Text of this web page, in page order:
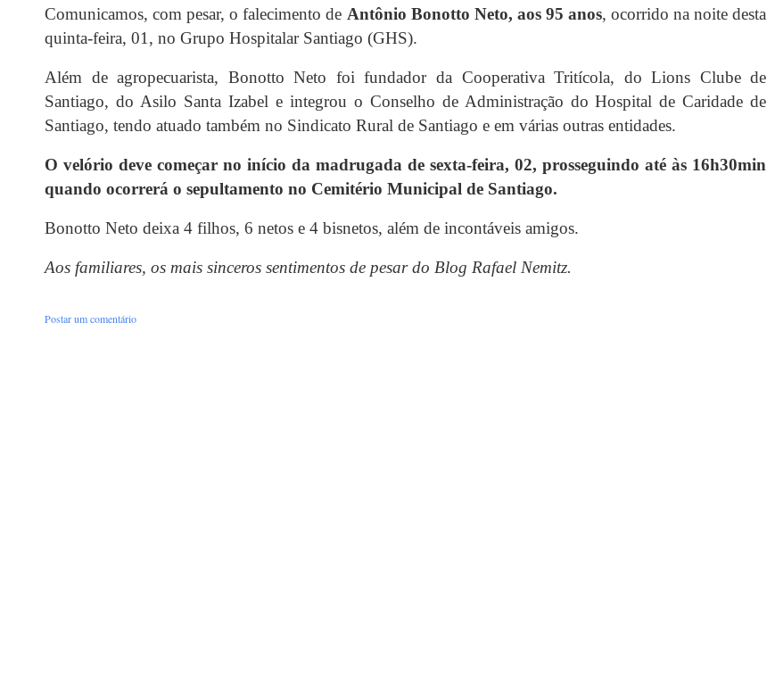
Comunicamos, com pesar, o falecimento de Antônio Bonotto Neto, aos 95 anos, ocorrido na noite desta
quinta-feira, 01, no Grupo Hospitalar Santiago (GHS).
Além de agropecuarista, Bonotto Neto foifundador da Cooperativa Tritícola, do Lions Clube de
Santiago, do Asilo Santa Izabel e integrou o Conselho de Administração do Hospital de Caridade de
Santiago, tendo atuado também no Sindicato Rural de Santiago e em várias outras entidades.
O velório deve começar no início da madrugada de sexta-feira, 02, prosseguindo até às 16h30min
quando ocorrerá o sepultamento no Cemitério Municipal de Santiago.
Bonotto Neto deixa 4 filhos, 6 netos e 4 bisnetos, além de incontáveis amigos.
Aos familiares, os mais sinceros sentimentos de pesar do Blog Rafael Nemitz.
Postar um comentário